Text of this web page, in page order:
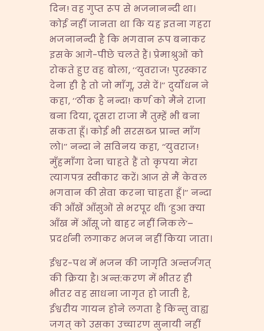
दिन! वह गुप्त रूप से भजनानन्दी था।
कोई नहीं जानता था कि यह इतना गहरा
भजनानन्दी है कि भगवान रूप बनाकर
इसके आगे-पीछे चलते हैं। प्रेमाश्रुओं को
रोकते हुए वह बोला, ‘‘युवराज! पुरस्कार
देना ही है तो जो माँगू, उसे दें।’’ दुर्योधन ने
कहा, ‘‘ठीक है नन्दा! कर्ण को मैंने राजा
बना दिया, दूसरा राजा मैं तुम्हें भी बना
सकता हूँ। कोई भी सरसब्ज प्रान्त माँग
लो।’’ नन्दा ने सविनय कहा, ‘‘युवराज!
मुँहमाँगा देना चाहते हैं तो कृपया मेरा
त्यागपत्र स्वीकार करें। आज से मैं केवल
भगवान की सेवा करना चाहता हूँ।’’ नन्दा
की आँखें आँसुओं से भरपूर थीं। ‘हुआ क्या
आँख में आँसू जो बाहर नहीं निकले’–
प्रदर्शनी लगाकर भजन नहीं किया जाता।
ईश्वर-पथ में भजन की जागृति अन्तर्जगत्
की क्रिया है। अन्त:करण में भीतर ही
भीतर वह साधना जागृत हो जाती है,
ईश्वरीय गायन होने लगता है किन्तु वाह्य
जगत् को उसका उच्चारण सुनायी नहीं